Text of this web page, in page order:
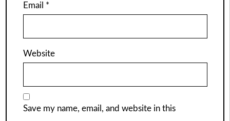
Email *
Website
Save my name, email, and website in this